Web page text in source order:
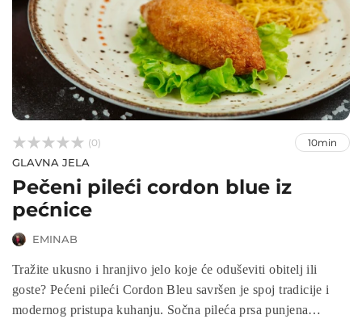


 (0) 10min
GLAVNA JELA
Pečeni pileći cordon blue iz
pećnice
EMINAB
Tražite ukusno i hranjivo jelo koje će oduševiti obitelj ili
goste? Pećeni pileći Cordon Bleu savršen je spoj tradicije i
modernog pristupa kuhanju. Sočna pileća prsa punjena